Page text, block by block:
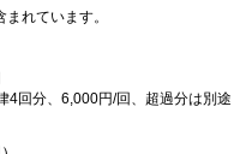
れています。
回分、6,000円/回、超過分は別途